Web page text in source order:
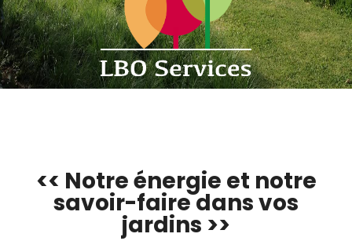
<< Notre énergie et notre
savoir-faire dans vos
jardins >>